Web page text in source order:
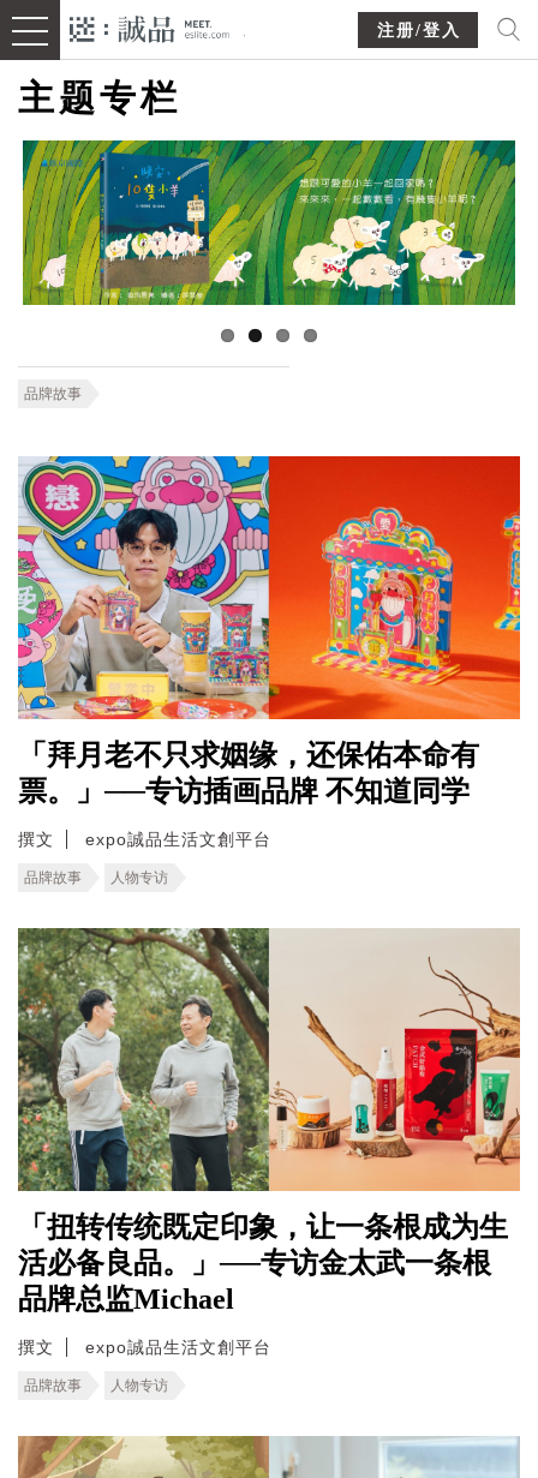
注册/登入
主题专栏
品牌故事
「拜月老不只求姻缘，还保佑本命有
票。」──专访插画品牌 不知道同学
撰文 expo誠品生活文創平台
品牌故事 人物专访
「扭转传统既定印象，让一条根成为生
活必备良品。」──专访金太武一条根
品牌总监Michael
撰文 expo誠品生活文創平台
品牌故事 人物专访